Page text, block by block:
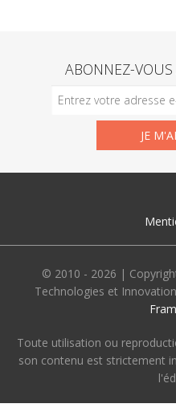
ABONNEZ-VOUS
© 2010 - 2026 |
Technologies et
Toute utilisation ou
son contenu est strictement